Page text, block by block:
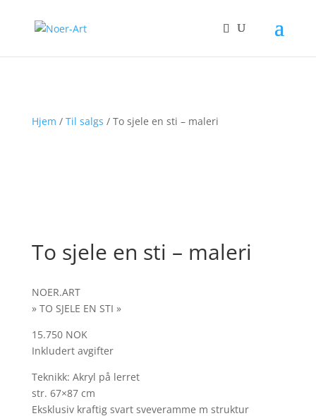
Hjem / Til salgs / To sjele en sti – maleri
To sjele en sti – maleri
NOER.ART
» TO SJELE EN STI »
15.750 NOK
Inkludert avgifter
Teknikk: Akryl på lerret
str. 67×87 cm
Eksklusiv kraftig svart sveveramme m struktur